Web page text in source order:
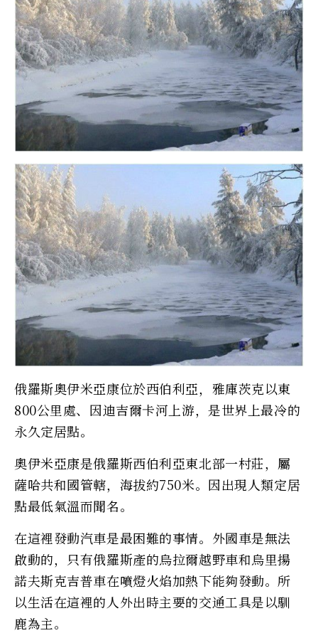
俄羅斯奧伊米亞康位於西伯利亞，雅庫茨克以東
800公里處、因迪吉爾卡河上游，是世界上最冷的
永久定居點。
奧伊米亞康是俄羅斯西伯利亞東北部一村莊，屬
薩哈共和國管轄，海拔約750米。因出現人類定居
點最低氣溫而聞名。
在這裡發動汽車是最困難的事情。外國車是無法
啟動的，只有俄羅斯產的烏拉爾越野車和烏里揚
諾夫斯克吉普車在噴燈火焰加熱下能夠發動。所
以生活在這裡的人外出時主要的交通工具是以馴
鹿為主。